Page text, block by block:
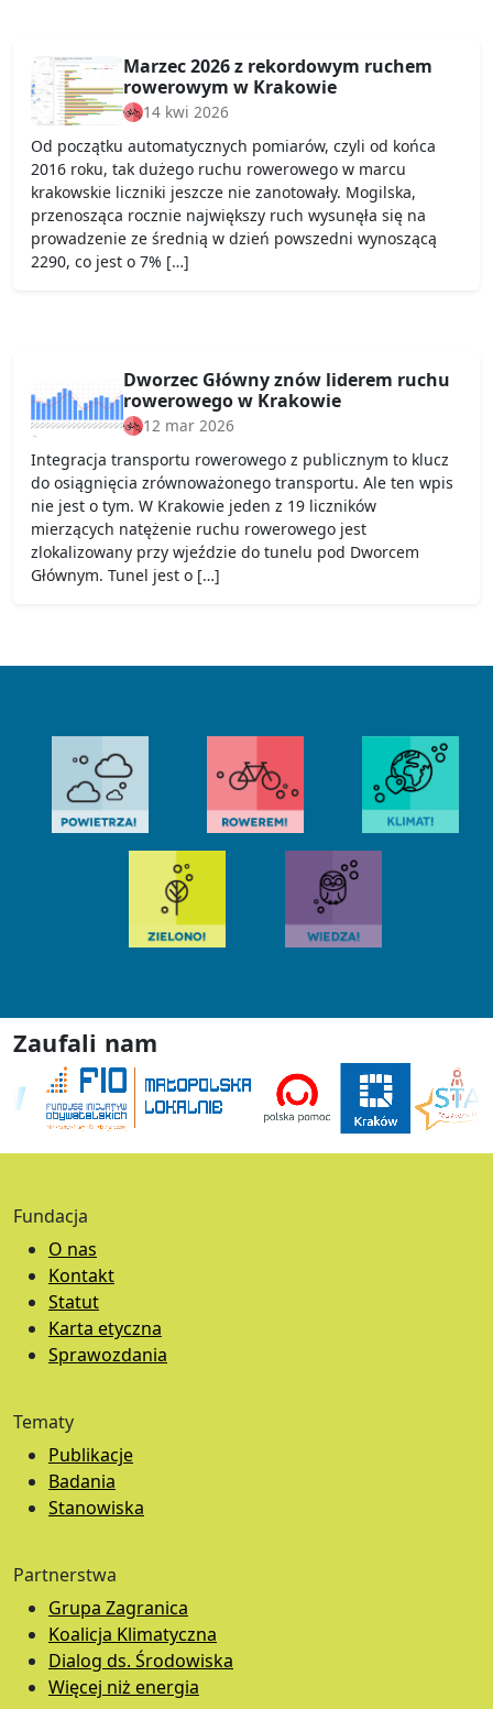
Marzec 2026 z rekordowym ruchem
rowerowym w Krakowie
14 kwi 2026
Od początku automatycznych pomiarów, czyli od końca
2016 roku, tak dużego ruchu rowerowego w marcu
krakowskie liczniki jeszcze nie zanotowały. Mogilska,
przenosząca rocznie największy ruch wysunęła się na
prowadzenie ze średnią w dzień powszedni wynoszącą
2290, co jest o 7% […]
Dworzec Główny znów liderem ruchu
rowerowego w Krakowie
12 mar 2026
Integracja transportu rowerowego z publicznym to klucz
do osiągnięcia zrównoważonego transportu. Ale ten wpis
nie jest o tym. W Krakowie jeden z 19 liczników
mierzących natężenie ruchu rowerowego jest
zlokalizowany przy wjeździe do tunelu pod Dworcem
Głównym. Tunel jest o […]
Zaufali nam
Fundacja
O nas
Kontakt
Statut
Karta etyczna
Sprawozdania
Tematy
Publikacje
Badania
Stanowiska
Partnerstwa
Grupa Zagranica
Koalicja Klimatyczna
Dialog ds. Środowiska
Więcej niż energia